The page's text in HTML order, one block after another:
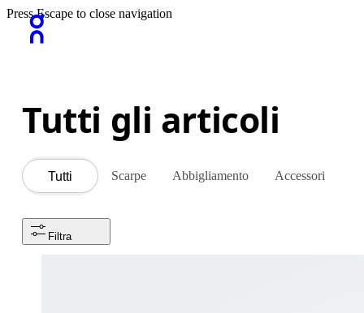
Press Escape to close navigation
Tutti gli articoli
Tutti Scarpe Abbigliamento Accessori
Filtra